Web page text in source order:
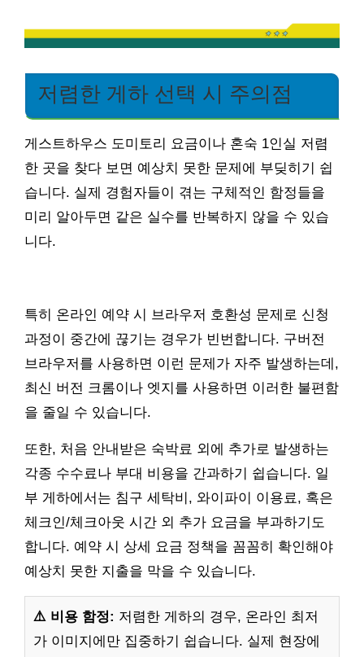
저렴한 게하 선택 시 주의점
게스트하우스 도미토리 요금이나 혼숙 1인실 저렴
한 곳을 찾다 보면 예상치 못한 문제에 부딪히기 쉽
습니다. 실제 경험자들이 겪는 구체적인 함정들을
미리 알아두면 같은 실수를 반복하지 않을 수 있습
니다.
특히 온라인 예약 시 브라우저 호환성 문제로 신청
과정이 중간에 끊기는 경우가 빈번합니다. 구버전
브라우저를 사용하면 이런 문제가 자주 발생하는데,
최신 버전 크롬이나 엣지를 사용하면 이러한 불편함
을 줄일 수 있습니다.
또한, 처음 안내받은 숙박료 외에 추가로 발생하는
각종 수수료나 부대 비용을 간과하기 쉽습니다. 일
부 게하에서는 침구 세탁비, 와이파이 이용료, 혹은
체크인/체크아웃 시간 외 추가 요금을 부과하기도
합니다. 예약 시 상세 요금 정책을 꼼꼼히 확인해야
예상치 못한 지출을 막을 수 있습니다.
⚠️ 비용 함정: 저렴한 게하의 경우, 온라인 최저
가 이미지에만 집중하기 쉽습니다. 실제 현장에